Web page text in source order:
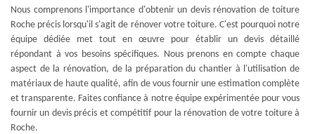
Nous comprenons l'importance d'obtenir un devis rénovation de toiture
Roche précis lorsqu'il s'agit de rénover votre toiture. C'est pourquoi notre
équipe dédiée met tout en œuvre pour établir un devis détaillé
répondant à vos besoins spécifiques. Nous prenons en compte chaque
aspect de la rénovation, de la préparation du chantier à l'utilisation de
matériaux de haute qualité, afin de vous fournir une estimation complète
et transparente. Faites confiance à notre équipe expérimentée pour vous
fournir un devis précis et compétitif pour la rénovation de votre toiture à
Roche.